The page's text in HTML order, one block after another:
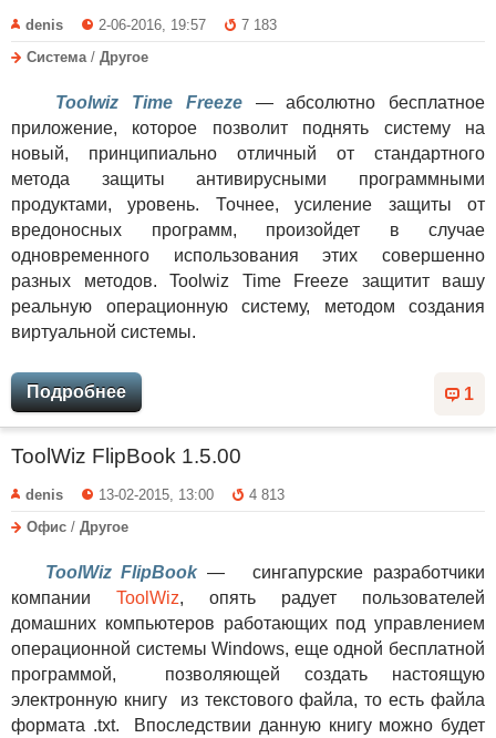
denis 2-06-2016, 19:57
7 183
Система/ Другое
Toolwiz Time Freeze— абсолютно бесплатное
приложение, которое позволит поднять систему на
новый, принципиально отличный от стандартного
метода защиты антивирусными программными
продуктами, уровень. Точнее, усиление защиты от
вредоносных программ, произойдет в случае
одновременного использования этих совершенно
разных методов. Toolwiz Time Freeze защитит вашу
реальную операционную систему, методом создания
виртуальной системы.
1
Подробнее
ToolWiz FlipBook 1.5.00
denis 13-02-2015, 13:00
4 813
Офис / Другое
ToolWiz FlipBook— сингапурские разработчики
компании ToolWiz, опять радует пользователей
домашних компьютеров работающих под управлением
операционной системы Windows, еще одной бесплатной
программой, позволяющей создать настоящую
электронную книгу из текстового файла, то есть файла
формата .txt. Впоследствии данную книгу можно будет